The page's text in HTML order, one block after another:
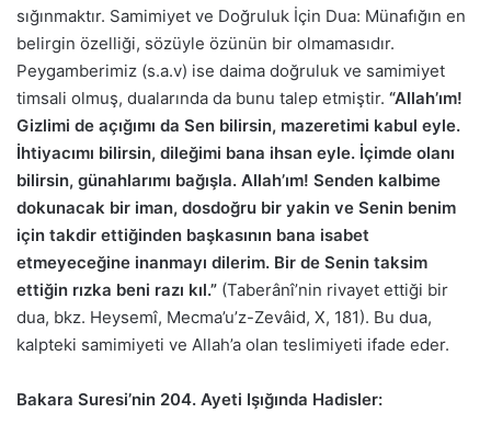
sığınmaktır. Samimiyet ve Doğruluk İçin Dua: Münafığın en
belirgin özelliği, sözüyle özünün bir olmamasıdır.
Peygamberimiz (s.a.v) ise daima doğruluk ve samimiyet
timsali olmuş, dualarında da bunu talep etmiştir. “Allah’ım!
Gizlimi de açığımı da Sen bilirsin, mazeretimi kabul eyle.
İhtiyacımı bilirsin, dileğimi bana ihsan eyle. İçimde olanı
bilirsin, günahlarımı bağışla. Allah’ım! Senden kalbime
dokunacak bir iman, dosdoğru bir yakin ve Senin benim
için takdir ettiğinden başkasının bana isabet
etmeyeceğine inanmayı dilerim. Bir de Senin taksim
ettiğin rızka beni razı kıl.” (Taberânî’nin rivayet ettiği bir
dua, bkz. Heysemî, Mecma’u’z-Zevâid, X, 181). Bu dua,
kalpteki samimiyeti ve Allah’a olan teslimiyeti ifade eder.
Bakara Suresi’nin 204. Ayeti Işığında Hadisler: